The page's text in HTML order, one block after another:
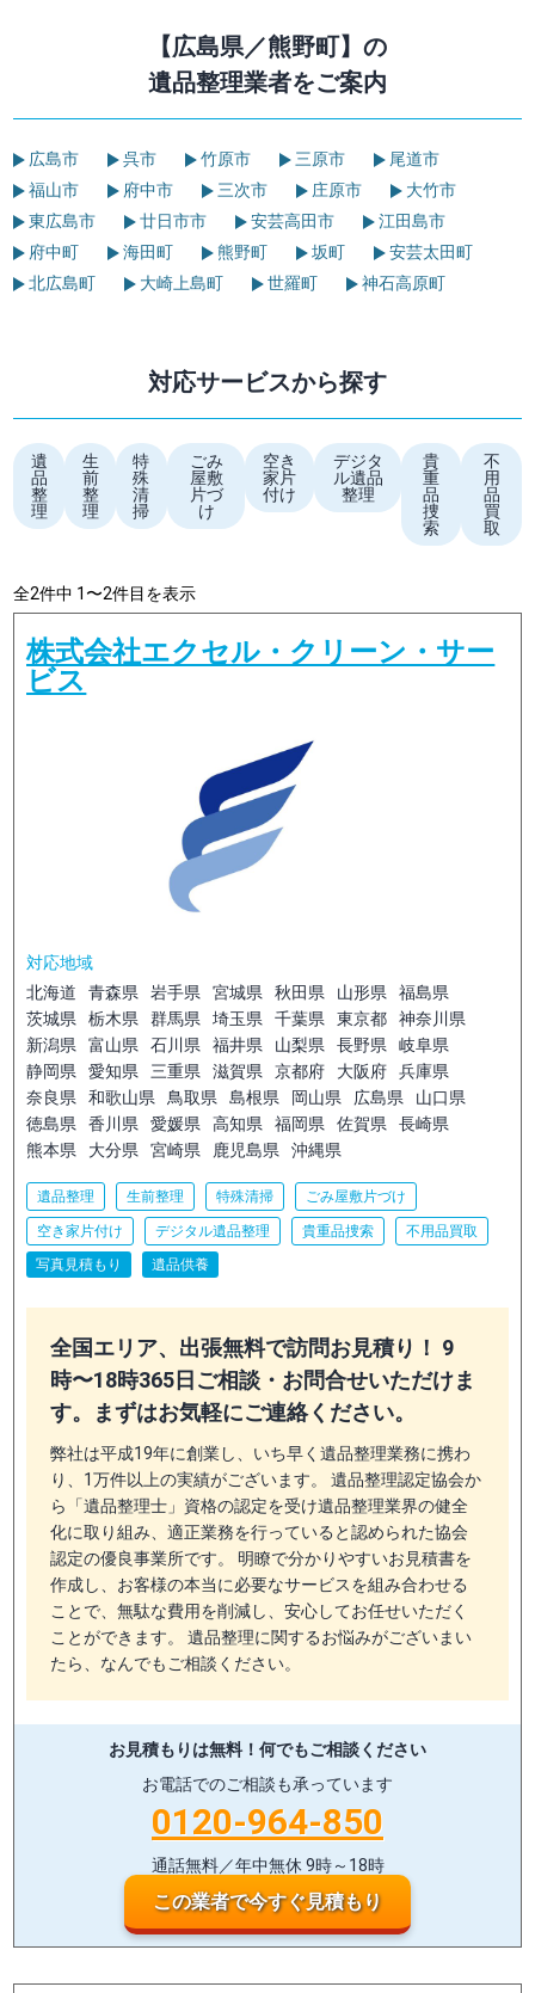
【広島県／熊野町】の
遺品整理業者をご案内
広島市 呉市 竹原市 三原市
尾道市
福山市
府中市 三次市 庄原市
大竹市
東広島市
廿日市市 安芸高田市
江田島市
府中町
海田町 熊野町 坂町
安芸太田町
北広島町
大崎上島町 世羅町 神石高原町
対応サービスから探す
遺
品
整
理
生
前
整
理
特
殊
清
掃
ごみ
屋敷
片づ
け
空き
家片
付け
デジタ
ル遺品
整理
貴
重
品
捜
索
不
用
品
買
取
全2件中 1〜2件目を表示
株式会社エクセル・クリーン・サー
ビス
対応地域
北海道
青森県 岩手県 宮城県 秋田県 山形県
福島県
茨城県
栃木県 群馬県 埼玉県 千葉県 東京都
神奈川県
新潟県
富山県 石川県 福井県 山梨県 長野県
岐阜県
静岡県
愛知県 三重県 滋賀県 京都府 大阪府
兵庫県
奈良県
和歌山県 鳥取県 島根県 岡山県 広島県
山口県
徳島県
香川県 愛媛県 高知県 福岡県 佐賀県
長崎県
熊本県
大分県 宮崎県 鹿児島県 沖縄県
遺品整理 生前整理 特殊清掃 ごみ屋敷片づけ
空き家片付け デジタル遺品整理 貴重品捜索
不用品買取
写真見積もり
遺品供養
全国エリア、出張無料で訪問お見積り！ 9
時〜18時365日ご相談・お問合せいただけま
す。まずはお気軽にご連絡ください。
弊社は平成19年に創業し、いち早く遺品整理業務に携わ
り、1万件以上の実績がございます。 遺品整理認定協会か
ら「遺品整理士」資格の認定を受け遺品整理業界の健全
化に取り組み、適正業務を行っていると認められた協会
認定の優良事業所です。 明瞭で分かりやすいお見積書を
作成し、お客様の本当に必要なサービスを組み合わせる
ことで、無駄な費用を削減し、安心してお任せいただく
ことができます。 遺品整理に関するお悩みがございまい
たら、なんでもご相談ください。
お見積もりは無料！ 何でもご相談ください
お電話でのご相談も承っています
0120-964-850
通話無料／年中無休 9時～18時
この業者で今すぐ見積もり